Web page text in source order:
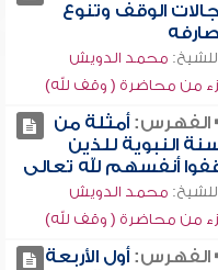
الوقف وتنوع
للشيخ: محمد الدويش
من محاضرة ( وقف لله)
الفهرس:أمثلة من
النبوية للذين
أنفسهم لله تعالى
للشيخ: محمد الدويش
من محاضرة ( وقف لله)
الفهرس:أول الأربعة